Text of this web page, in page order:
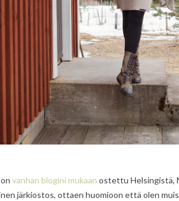
vanhan blogini mukaan ostettu Helsingistä,
järkiostos, ottaen huomioon että olen